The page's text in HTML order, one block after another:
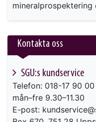
mineralprospektering
Kontakta oss
SGU:s kundservice
Telefon: 018-17 90 00
mån–fre 9.30–11.30
E-post: